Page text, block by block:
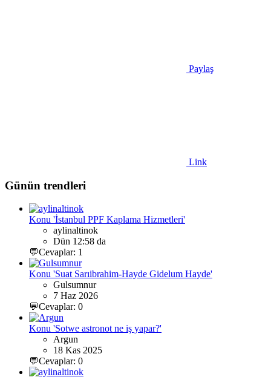
Paylaş
Link
Günün trendleri
Konu 'İstanbul PPF Kaplama Hizmetleri'
aylinaltinok
Dün 12:58 da
💬Cevaplar: 1
Konu 'Suat Sarıibrahim-Hayde Gidelum Hayde'
Gulsumnur
7 Haz 2026
💬Cevaplar: 0
Konu 'Sotwe astronot ne iş yapar?'
Argun
18 Kas 2025
💬Cevaplar: 0